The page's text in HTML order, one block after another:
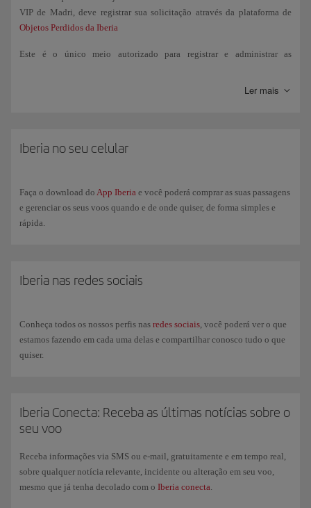
VIP de Madri, deve registrar sua solicitação através da plataforma de
Objetos Perdidos da Iberia
Este é o único meio autorizado para registrar e administrar as
receberá um email com os passos a seguir para sua recuperação.
Se o objeto foi perdido nas instalações do aeroporto (salas de embarque,
pode consultar as informações de contato na página do aeroporto.
Ler mais
Iberia no seu celular
Faça o download do App Iberia e você poderá comprar as suas passagens
e gerenciar os seus voos quando e de onde quiser, de forma simples e
rápida.
Iberia nas redes sociais
Conheça todos os nossos perfis nas redes sociais, você poderá ver o que
estamos fazendo em cada uma delas e compartilhar conosco tudo o que
quiser.
Iberia Conecta: Receba as últimas notícias sobre o
seu voo
Receba informações via SMS ou e-mail, gratuitamente e em tempo real,
sobre qualquer notícia relevante, incidente ou alteração em seu voo,
mesmo que já tenha decolado com o Iberia conecta.